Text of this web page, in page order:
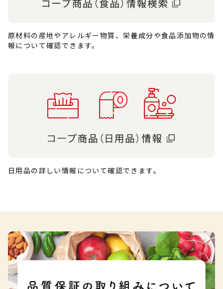
原材料の産地やアレルギー物質、栄養成分や食品添加物の情
報について確認できます。
日用品の詳しい情報について確認できます。